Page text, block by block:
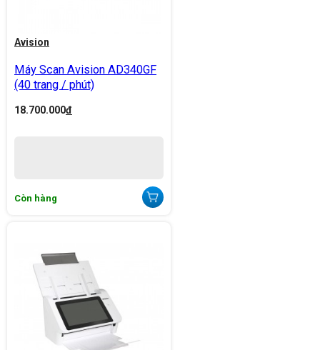
Avision
Máy Scan Avision AD340GF
(40 trang / phút)
18.700.000đ
Còn hàng